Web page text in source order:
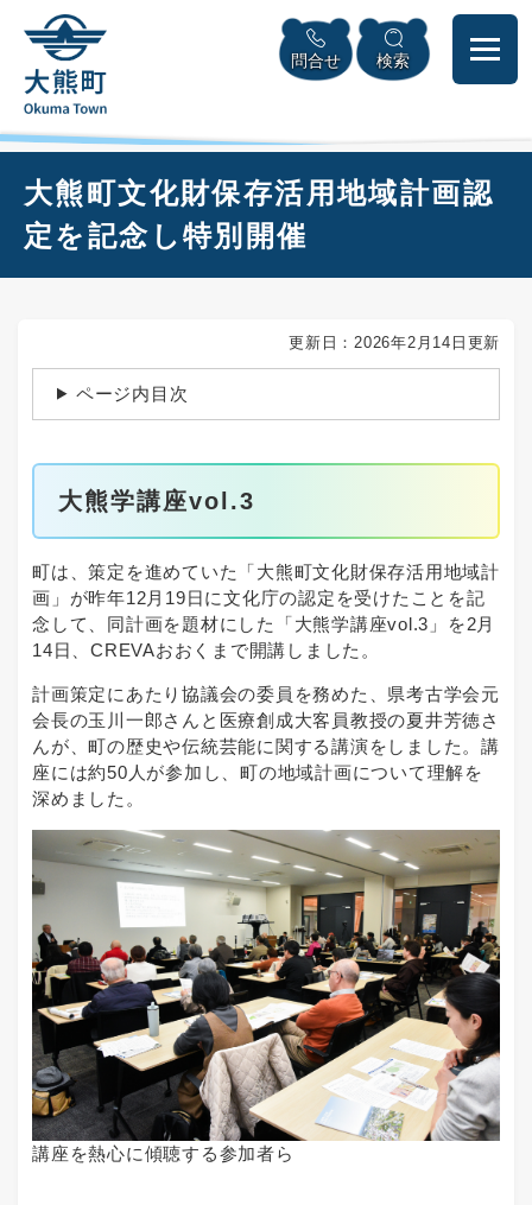
頭
メニューを飛ばして本文へ
問合せ 検索
大熊町文化財保存活用地域計画認
定を記念し特別開催
更新日：2026年2月14日更新
ページ内目次
大熊学講座vol.3
町は、策定を進めていた「大熊町文化財保存活用地域計
画」が昨年12月19日に文化庁の認定を受けたことを記
念して、同計画を題材にした「大熊学講座vol.3」を2月
14日、CREVAおおくまで開講しました。
計画策定にあたり協議会の委員を務めた、県考古学会元
会長の玉川一郎さんと医療創成大客員教授の夏井芳徳さ
んが、町の歴史や伝統芸能に関する講演をしました。講
座には約50人が参加し、町の地域計画について理解を
深めました。
講座を熱心に傾聴する参加者ら